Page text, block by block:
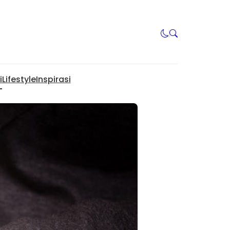
LifestyleInspirasi